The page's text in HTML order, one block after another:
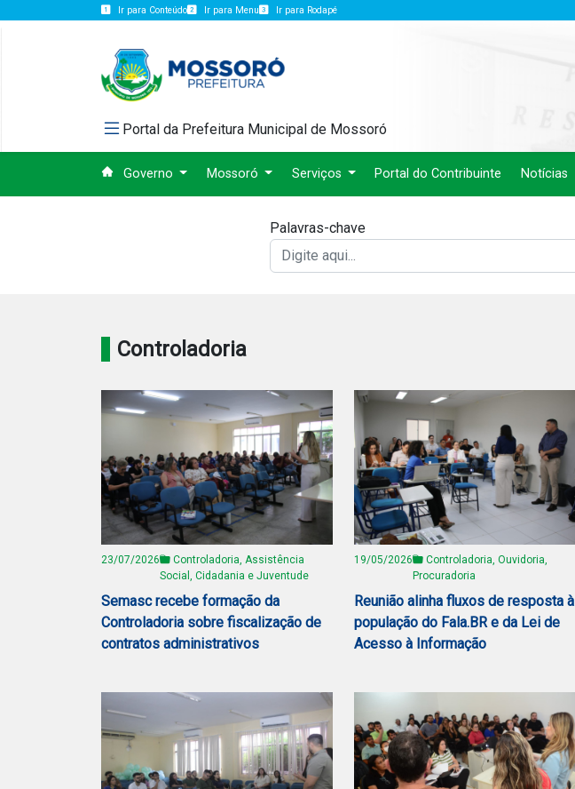
Ir para Conteúdo Ir para Menu Ir para Rodapé
Portal da Prefeitura Municipal de Mossoró
Governo Mossoró Serviços Portal do Contribuinte Notícias
Palavras-chave
Controladoria
23/07/2026
Controladoria, Assistência
Social, Cidadania e Juventude
Semasc recebe formação da
Controladoria sobre fiscalização de
contratos administrativos
19/05/2026
Controladoria, Ouvidoria,
Procuradoria
Reunião alinha fluxos de resposta à
população do Fala.BR e da Lei de
Acesso à Informação